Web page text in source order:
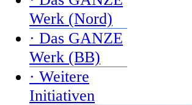
Werk (Nord)
· Das GANZE
Werk (BB)
· Weitere
Initiativen